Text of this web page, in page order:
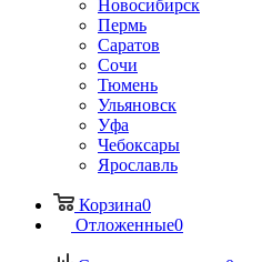
Новосибирск
Пермь
Саратов
Сочи
Тюмень
Ульяновск
Уфа
Чебоксары
Ярославль
Корзина0
Отложенные0